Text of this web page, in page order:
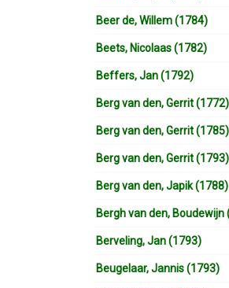
Beer de, Willem (1784)
Beets, Nicolaas (1782)
Beffers, Jan (1792)
Berg van den, Gerrit (1772)
Berg van den, Gerrit (1785)
Berg van den, Gerrit (1793)
Berg van den, Japik (1788)
Bergh van den, Boudewijn
Berveling, Jan (1793)
Beugelaar, Jannis (1793)